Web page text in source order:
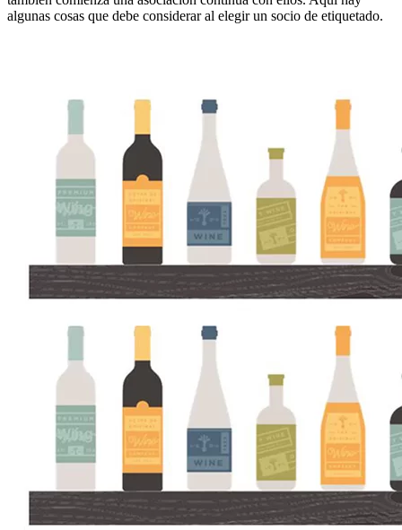
algunas cosas que debe considerar al elegir un socio de etiquetado.